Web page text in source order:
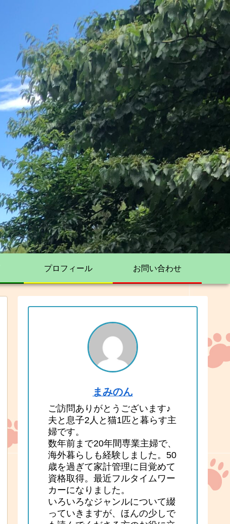
プロフィール お問い合わせ
まみのん
ご訪問ありがとうございます♪
夫と息子2人と猫1匹と暮らす主
婦です。
数年前まで20年間専業主婦で、
海外暮らしも経験しました。50
歳を過ぎて家計管理に目覚めて
資格取得。最近フルタイムワー
カーになりました。
いろいろなジャンルについて綴
っていきますが、ほんの少しで